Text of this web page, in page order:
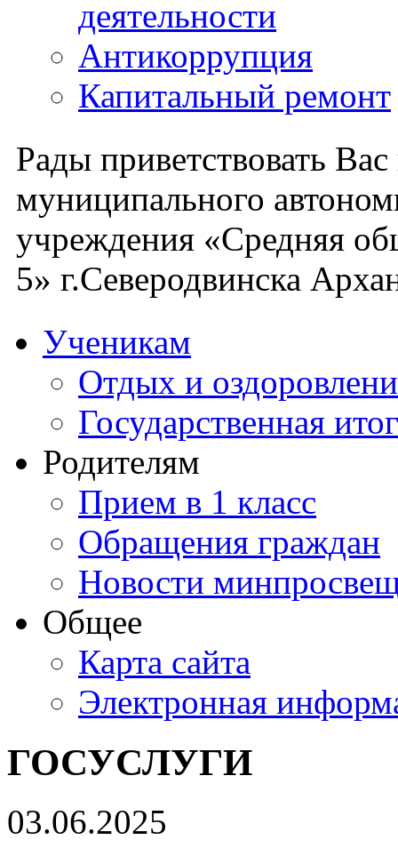
деятельности
Антикоррупция
Капитальный ремонт
Рады приветствовать
муниципального
учреждения «Средняя
5» г.Северодвинска
Ученикам
Отдых и
Государственная
Родителям
Прием в 1 класс
Обращения граждан
Новости
Общее
Карта сайта
Электронная
ГОСУСЛУГИ
03.06.2025